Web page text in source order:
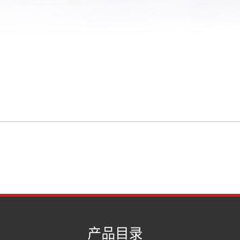
产品目录